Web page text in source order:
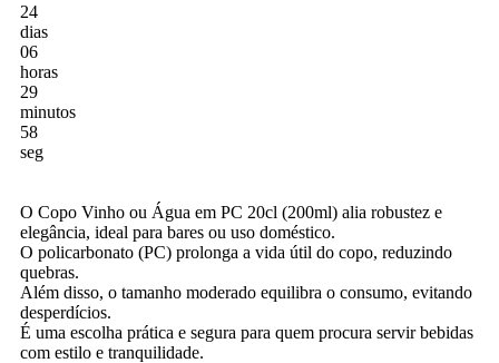
24
dias
06
horas
29
minutos
56
seg
O Copo Vinho ou Água em PC 20cl (200ml) alia robustez e
elegância, ideal para bares ou uso doméstico.
O policarbonato (PC) prolonga a vida útil do copo, reduzindo
quebras.
Além disso, o tamanho moderado equilibra o consumo, evitando
desperdícios.
É uma escolha prática e segura para quem procura servir bebidas
com estilo e tranquilidade.